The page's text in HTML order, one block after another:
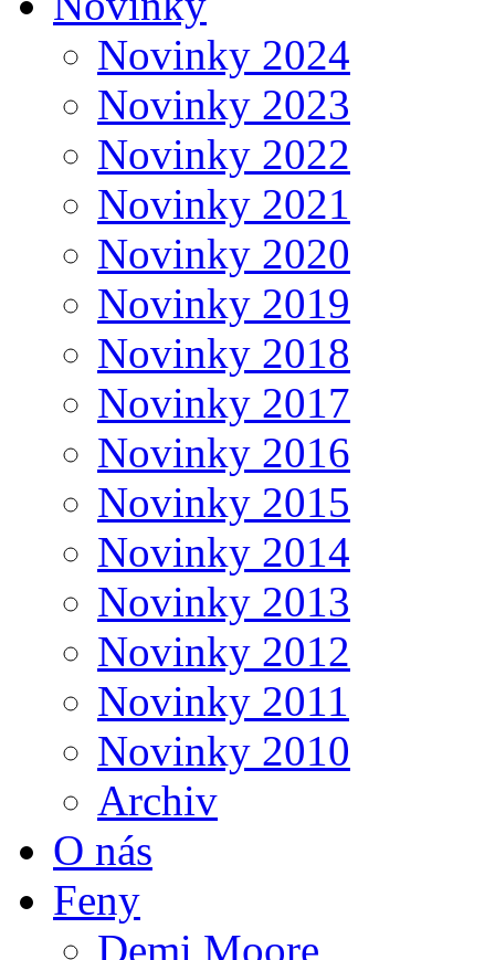
Novinky 2024
Novinky 2023
Novinky 2022
Novinky 2021
Novinky 2020
Novinky 2019
Novinky 2018
Novinky 2017
Novinky 2016
Novinky 2015
Novinky 2014
Novinky 2013
Novinky 2012
Novinky 2011
Novinky 2010
Archiv
O nás
Feny
Demi Moore